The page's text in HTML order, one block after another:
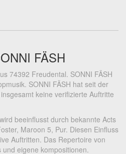
FÄSH
74392 Freudental. SONNI FÄSH
SONNI FÄSH hat seit der
keine verifizierte Auftritte
beeinflusst durch bekannte Acts
Maroon 5, Pur. Diesen Einfluss
Auftritten. Das Repertoire von
und eigene kompositionen.